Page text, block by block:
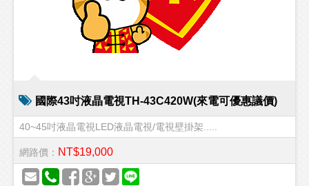
國際43吋液晶電視TH-43C420W(來電可優惠議價)
40~45吋液晶電視LED液晶電視/電視壁掛架.....
網路價： NT$19,000